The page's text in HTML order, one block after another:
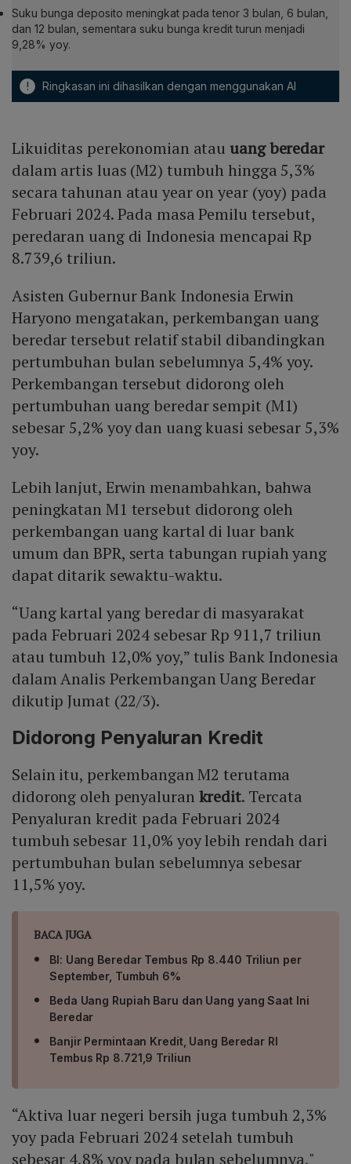
Suku bunga deposito meningkat pada tenor 3 bulan, 6 bulan,
dan 12 bulan, sementara suku bunga kredit turun menjadi
9,28% yoy.
! Ringkasan ini dihasilkan dengan menggunakan AI
Likuiditas perekonomian atauuang beredar
dalam artis luas (M2) tumbuh hingga 5,3%
secara tahunan atau year on year (yoy) pada
Februari 2024. Pada masa Pemilu tersebut,
peredaran uang di Indonesia mencapai Rp
8.739,6 triliun.
Asisten Gubernur Bank Indonesia Erwin
Haryono mengatakan, perkembangan uang
beredar tersebut relatif stabil dibandingkan
pertumbuhan bulan sebelumnya 5,4% yoy.
Perkembangan tersebut didorong oleh
pertumbuhan uang beredar sempit (M1)
sebesar 5,2% yoy dan uang kuasi sebesar 5,3%
yoy.
Lebih lanjut, Erwin menambahkan, bahwa
peningkatan M1 tersebut didorong oleh
perkembangan uang kartal di luar bank
umum dan BPR, serta tabungan rupiah yang
dapat ditarik sewaktu-waktu.
“Uang kartal yang beredar di masyarakat
pada Februari 2024 sebesar Rp 911,7 triliun
atau tumbuh 12,0% yoy,” tulis Bank Indonesia
dalam Analis Perkembangan Uang Beredar
dikutip Jumat (22/3).
Didorong Penyaluran Kredit
Selain itu, perkembangan M2 terutama
didorong oleh penyaluran kredit. Tercata
Penyaluran kredit pada Februari 2024
tumbuh sebesar 11,0% yoy lebih rendah dari
pertumbuhan bulan sebelumnya sebesar
11,5% yoy.
BACA JUGA
BI: Uang Beredar Tembus Rp 8.440 Triliun per
September, Tumbuh 6%
Beda Uang Rupiah Baru dan Uang yang Saat Ini
Beredar
Banjir Permintaan Kredit, Uang Beredar RI
Tembus Rp 8.721,9 Triliun
“Aktiva luar negeri bersih juga tumbuh 2,3%
yoy pada Februari 2024 setelah tumbuh
sebesar 4,8% yoy pada bulan sebelumnya,"